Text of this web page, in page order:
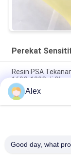
Perekat
Resin PSA
160C-180C di
Hot Melt PSA
Perekat Untuk
Direct Materials
Alex
Good day, what